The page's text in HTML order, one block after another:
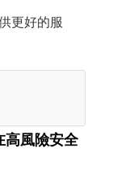
更好的服
高風險安全